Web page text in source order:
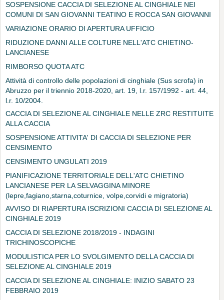
SOSPENSIONE CACCIA DI SELEZIONE AL CINGHIALE NEI
COMUNI DI SAN GIOVANNI TEATINO E ROCCA SAN GIOVANNI
VARIAZIONE ORARIO DI APERTURA UFFICIO
RIDUZIONE DANNI ALLE COLTURE NELL'ATC CHIETINO-
LANCIANESE
RIMBORSO QUOTA ATC
Attività di controllo delle popolazioni di cinghiale (Sus scrofa) in
Abruzzo per il triennio 2018-2020, art. 19, l.r. 157/1992 - art. 44,
l.r. 10/2004.
CACCIA DI SELEZIONE AL CINGHIALE NELLE ZRC RESTITUITE
ALLA CACCIA
SOSPENSIONE ATTIVITA' DI CACCIA DI SELEZIONE PER
CENSIMENTO
CENSIMENTO UNGULATI 2019
PIANIFICAZIONE TERRITORIALE DELL'ATC CHIETINO
LANCIANESE PER LA SELVAGGINA MINORE
(lepre,fagiano,starna,coturnice, volpe,corvidi e migratoria)
AVVISO DI RIAPERTURA ISCRIZIONI CACCIA DI SELEZIONE AL
CINGHIALE 2019
CACCIA DI SELEZIONE 2018/2019 - INDAGINI
TRICHINOSCOPICHE
MODULISTICA PER LO SVOLGIMENTO DELLA CACCIA DI
SELEZIONE AL CINGHIALE 2019
CACCIA DI SELEZIONE AL CINGHIALE: INIZIO SABATO 23
FEBBRAIO 2019